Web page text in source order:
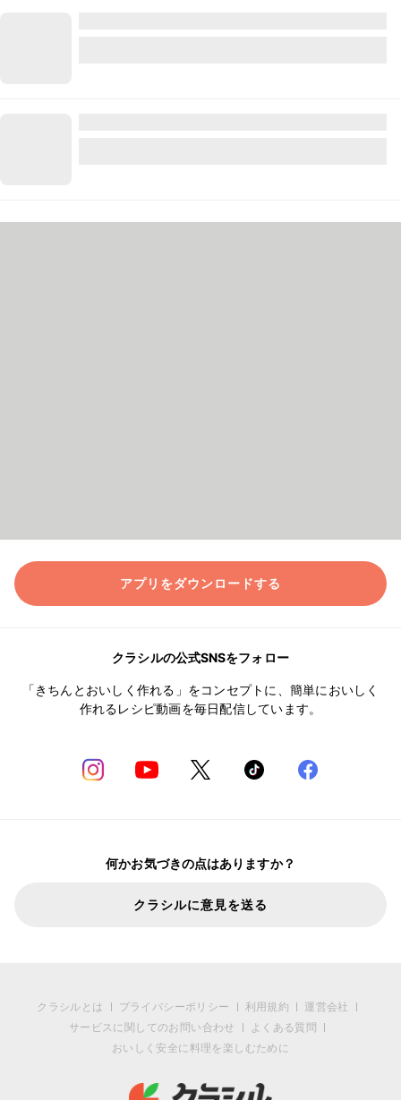
アプリをダウンロードする
クラシルの公式SNSをフォロー
「きちんとおいしく作れる」をコンセプトに、簡単においしく
作れるレシピ動画を毎日配信しています。
何かお気づきの点はありますか？
クラシルに意見を送る
クラシルとは プライバシーポリシー 利用規約
運営会社
サービスに関してのお問い合わせ
よくある質問
おいしく安全に料理を楽しむために